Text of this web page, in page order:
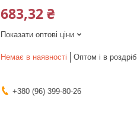
683,32 ₴
Показати оптові ціни
Немає в наявності Оптом і в роздріб
+380 (96) 399-80-26